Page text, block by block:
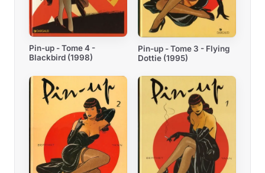
Pin-up - Tome 4 -
Blackbird (1998)
Pin-up - Tome 3 - Flying
Dottie (1995)